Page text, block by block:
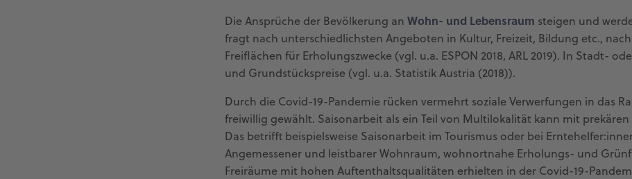
Die Ansprüche der Bevölkerung an Wohn- und Lebensraum steigen und
fragt nach unterschiedlichsten Angeboten in Kultur, Freizeit, Bildung etc.,
Freiflächen für Erholungszwecke (vgl. u.a. ESPON 2018, ARL 2019). In Stadt-
und Grundstückspreise (vgl. u.a. Statistik Austria (2018)).
Durch die Covid-19-Pandemie rücken vermehrt soziale Verwerfungen in das
freiwillig gewählt. Saisonarbeit als ein Teil von Multilokalität kann mit
Das betrifft beispielsweise Saisonarbeit im Tourismus oder bei
Angemessener und leistbarer Wohnraum, wohnortnahe Erholungs- und
Freiräume mit hohen Auftenthaltsqualitäten erhielten in der Covid-19-